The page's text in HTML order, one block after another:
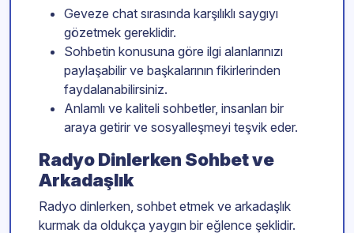
Geveze chat sırasında karşılıklı saygıyı
gözetmek gereklidir.
Sohbetin konusuna göre ilgi alanlarınızı
paylaşabilir ve başkalarının fikirlerinden
faydalanabilirsiniz.
Anlamlı ve kaliteli sohbetler, insanları bir
araya getirir ve sosyalleşmeyi teşvik eder.
Radyo Dinlerken Sohbet ve
Arkadaşlık
Radyo dinlerken, sohbet etmek ve arkadaşlık
kurmak da oldukça yaygın bir eğlence şeklidir.